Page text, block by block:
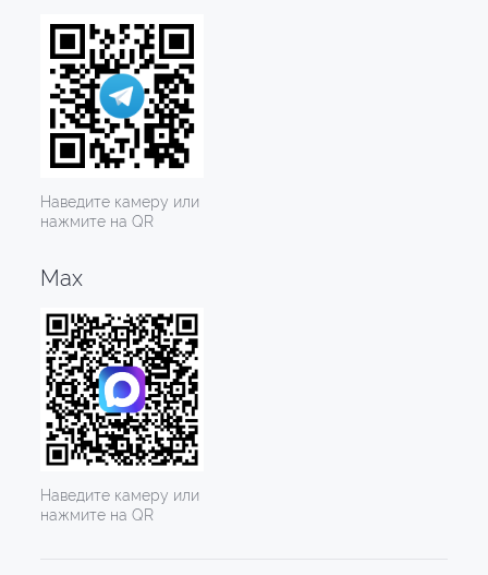
Наведите камеру или
нажмите на QR
Max
Наведите камеру или
нажмите на QR